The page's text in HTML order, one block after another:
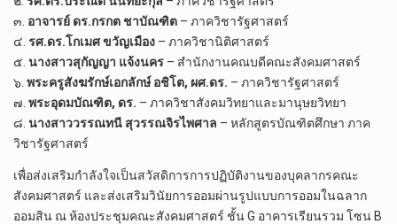
๓. อาจารย์ ดร.กรกต ชาบัณฑิต – ภาควิชารัฐศาสตร์
๔. รศ.ดร.โกเมศ ขวัญเมือง – ภาควิชานิติศาสตร์
๕. นางสาวสุกัญญา แจ้งนคร – สำนักงานคณบดีคณะสังคมศาสตร์
๖. พระครูสังฆรักษ์เอกลักษ์ อชิโต, ผศ.ดร. – ภาควิชารัฐศาสตร์
๗. พระอุดมบัณฑิต, ดร. – ภาควิชาสังคมวิทยาและมานุษยวิทยา
๘. นางสาววรรณทนี สุวรรณจิรไพศาล – หลักสูตรบัณฑิตศึกษา ภาค
วิชารัฐศาสตร์
เพื่อส่งเสริมกำลังใจเป็นสวัสดิการการปฏิบัติงานของบุคลากรคณะ
สังคมศาสตร์ และส่งเสริมวินัยการออมผ่านรูปแบบการออมในฉลาก
ออมสิน ณ ห้องประชุมคณะสังคมศาสตร์ ชั้น G อาคารเรียนรวม โซน B